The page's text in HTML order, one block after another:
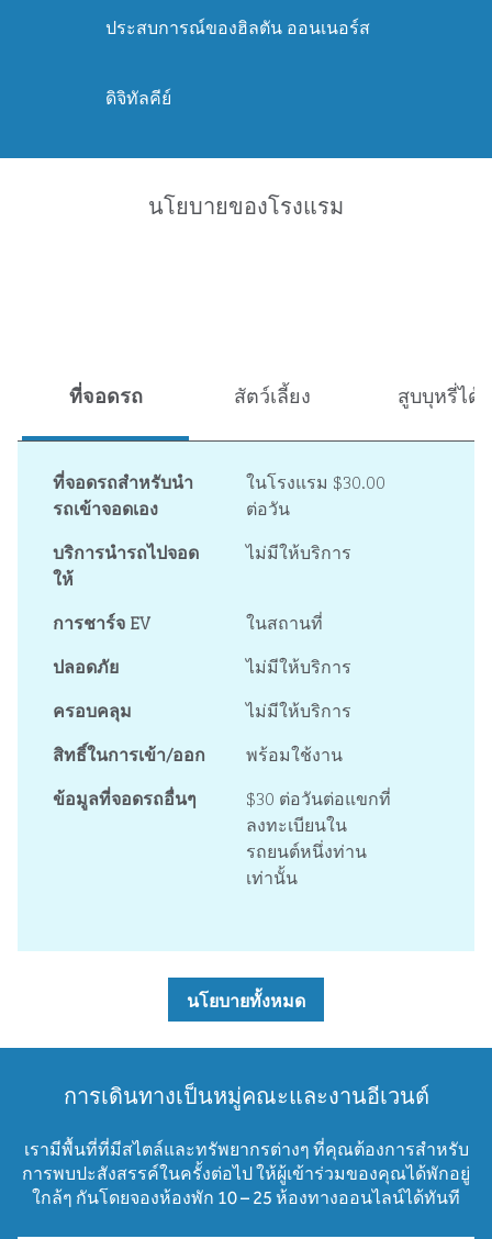
ประสบการณ์ของฮิลตัน ออนเนอร์ส
ดิจิทัลคีย์
นโยบายของโรงแรม
ที่จอดรถ สัตว์เลี้ยง สูบบุหรี่ได้
ที่จอดรถสำหรับนำ
รถเข้าจอดเอง
ในโรงแรม $30.00
ต่อวัน
บริการนำรถไปจอด
ให้
ไม่มีให้บริการ
การชาร์จ EV
ในสถานที่
ปลอดภัย
ไม่มีให้บริการ
ครอบคลุม
ไม่มีให้บริการ
สิทธิ์ในการเข้า/ออก
พร้อมใช้งาน
ข้อมูลที่จอดรถอื่นๆ
$30 ต่อวันต่อแขกที่
ลงทะเบียนใน
รถยนต์หนึ่งท่าน
เท่านั้น
นโยบายทั้งหมด
การเดินทางเป็นหมู่คณะและงานอีเวนต์
เรามีพื้นที่ที่มีสไตล์และทรัพยากรต่างๆ ที่คุณต้องการสําหรับ
การพบปะสังสรรค์ในครั้งต่อไป ให้ผู้เข้าร่วมของคุณได้พักอยู่
ใกล้ๆ กันโดยจองห้องพัก 10 – 25 ห้องทางออนไลน์ได้ทันที